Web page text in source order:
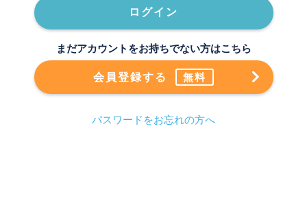
ログイン
まだアカウントをお持ちでない方はこちら
会員登録する 無料
パスワードをお忘れの方へ